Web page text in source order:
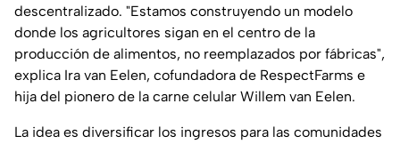
descentralizado. "Estamos construyendo un modelo
donde los agricultores sigan en el centro de la
producción de alimentos, no reemplazados por fábricas",
explica Ira van Eelen, cofundadora de RespectFarms e
hija del pionero de la carne celular Willem van Eelen.
La idea es diversificar los ingresos para las comunidades